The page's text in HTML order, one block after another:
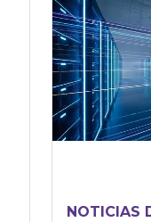
NOTICIAS